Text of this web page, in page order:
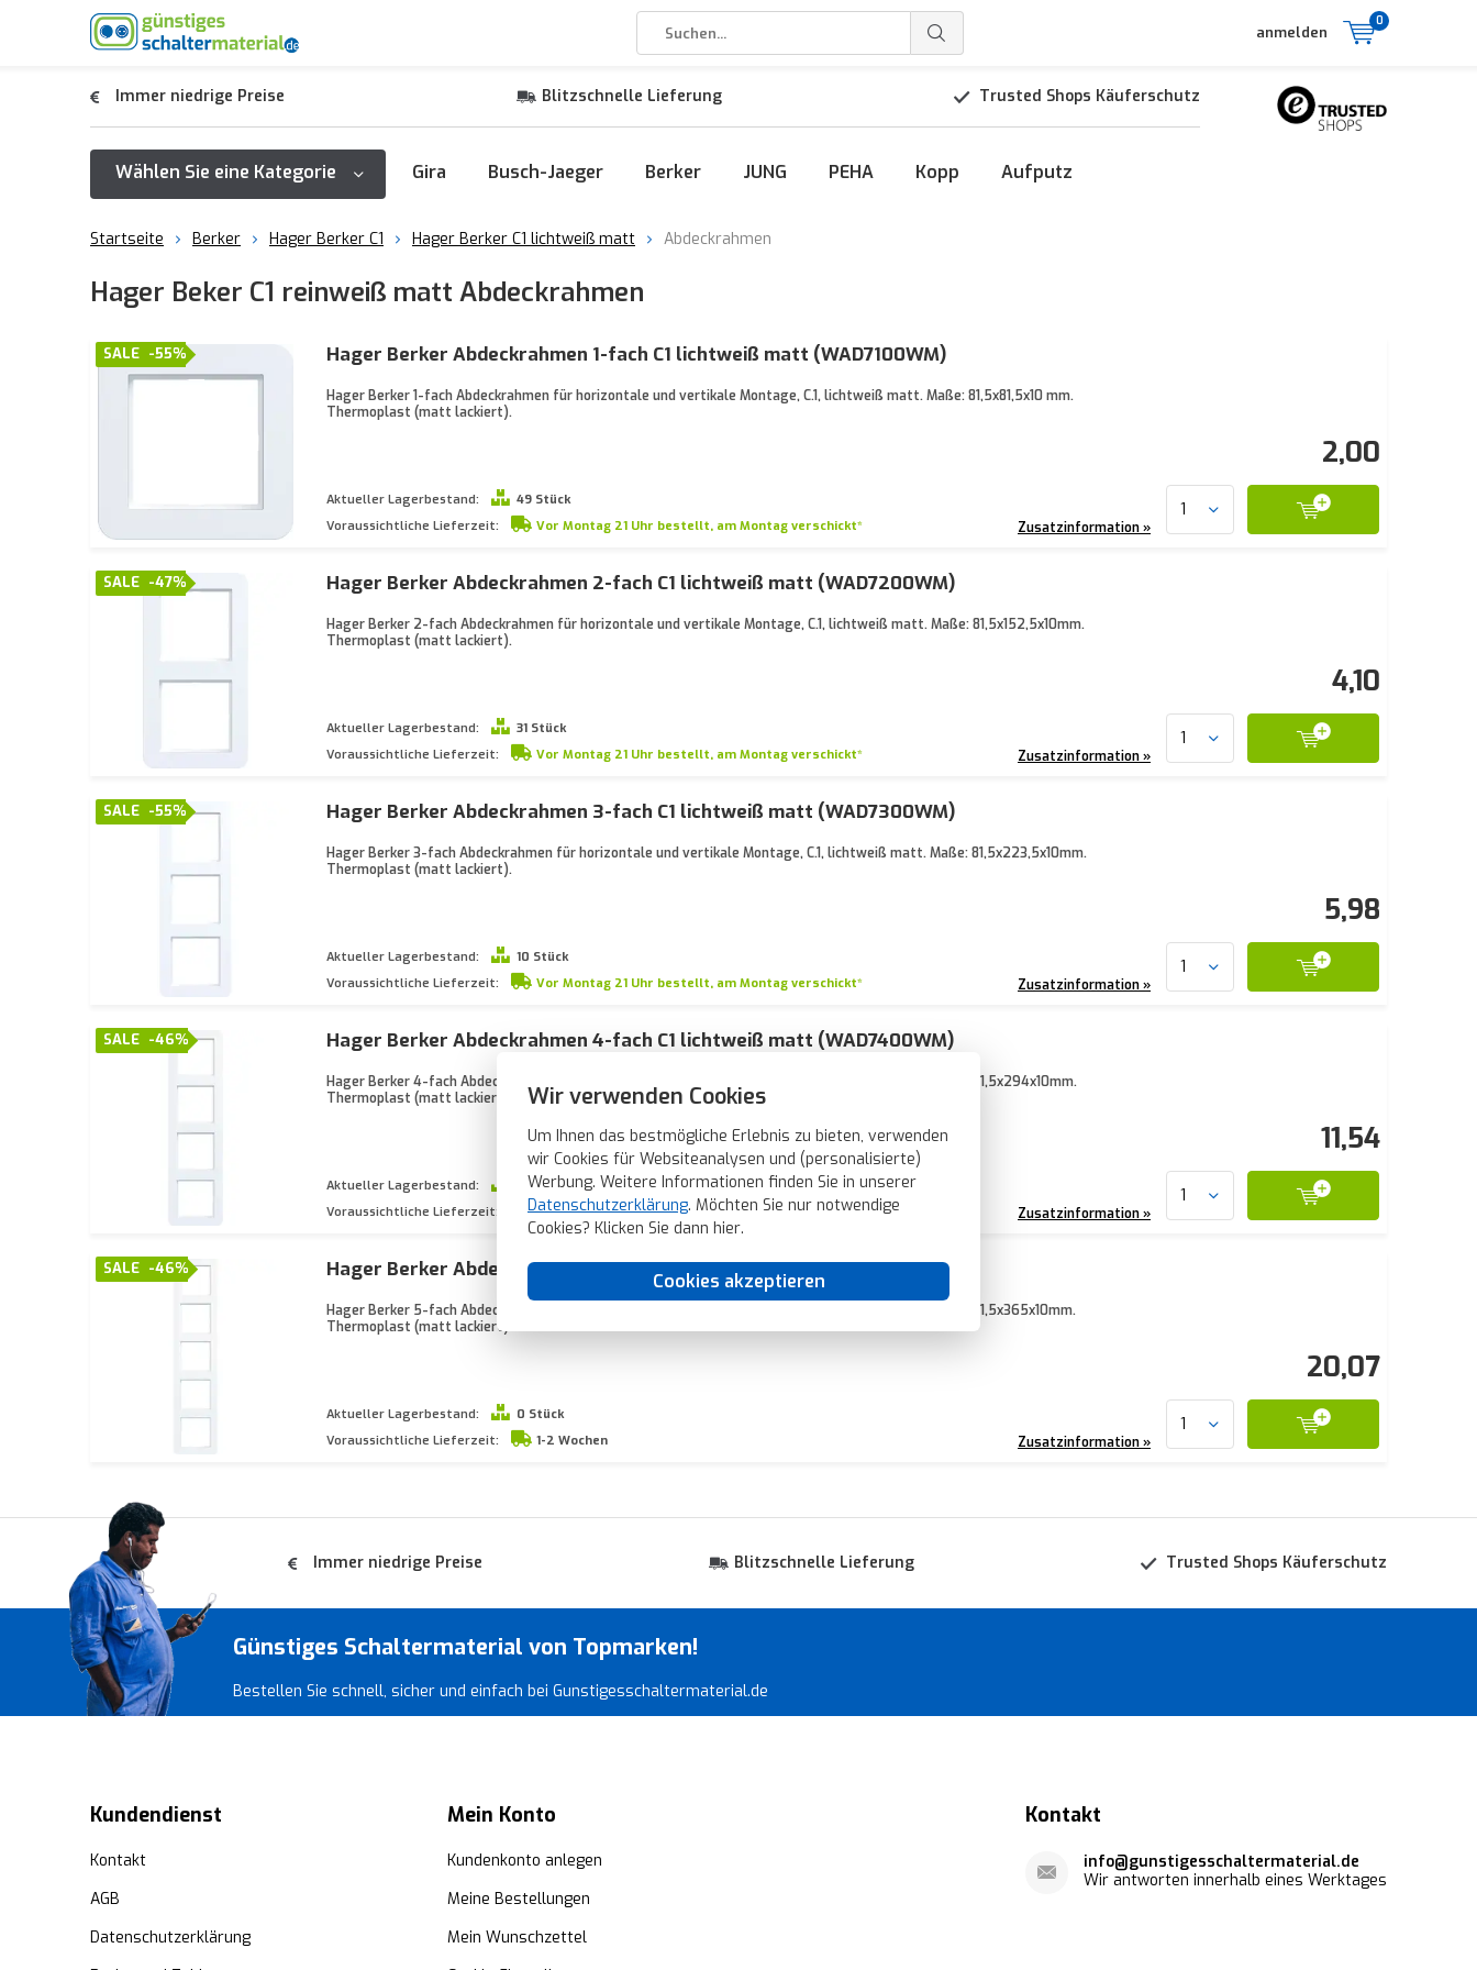
Wir verwenden Cookies
Um Ihnen das bestmögliche Erlebnis zu bieten, verwenden
wir Cookies für Websiteanalysen und (personalisierte)
Werbung. Weitere Informationen finden Sie in unserer
Datenschutzerklärung. Möchten Sie nur notwendige
Cookies? Klicken Sie dann hier.
Cookies akzeptieren
anmelden
0
Immer niedrige Preise Blitzschnelle Lieferung Trusted Shops Käuferschutz
Wählen Sie eine Kategorie Gira Busch-Jaeger Berker JUNG PEHA Kopp Aufputz
Startseite Berker Hager Berker C1 Hager Berker C1 lichtweiß matt Abdeckrahmen
Hager Beker C1 reinweiß matt Abdeckrahmen
-55%
SALE Hager Berker Abdeckrahmen 1-fach C1 lichtweiß matt (WAD7100WM)
Hager Berker 1-fach Abdeckrahmen für horizontale und vertikale Montage, C.1, lichtweiß matt. Maße: 81,5x81,5x10 mm.
Thermoplast (matt lackiert).
Aktueller Lagerbestand:
49 Stück
Voraussichtliche Lieferzeit:
Vor Montag 21 Uhr bestellt, am Montag verschickt*
2,00
Zusatzinformation »
-47%
SALE Hager Berker Abdeckrahmen 2-fach C1 lichtweiß matt (WAD7200WM)
Hager Berker 2-fach Abdeckrahmen für horizontale und vertikale Montage, C.1, lichtweiß matt. Maße: 81,5x152,5x10mm.
Thermoplast (matt lackiert).
Aktueller Lagerbestand:
31 Stück
Voraussichtliche Lieferzeit:
Vor Montag 21 Uhr bestellt, am Montag verschickt*
4,10
Zusatzinformation »
-55%
SALE Hager Berker Abdeckrahmen 3-fach C1 lichtweiß matt (WAD7300WM)
Hager Berker 3-fach Abdeckrahmen für horizontale und vertikale Montage, C.1, lichtweiß matt. Maße: 81,5x223,5x10mm.
Thermoplast (matt lackiert).
Aktueller Lagerbestand:
10 Stück
Voraussichtliche Lieferzeit:
Vor Montag 21 Uhr bestellt, am Montag verschickt*
5,98
Zusatzinformation »
-46%
SALE Hager Berker Abdeckrahmen 4-fach C1 lichtweiß matt (WAD7400WM)
Hager Berker 4-fach Abdeckrahmen für horizontale und vertikale Montage, C.1, lichtweiß matt. Maße: 81,5x294x10mm.
Thermoplast (matt lackiert).
Aktueller Lagerbestand:
0 Stück
Voraussichtliche Lieferzeit:
1-2 Wochen
11,54
Zusatzinformation »
-46%
SALE Hager Berker Abdeckrahmen 5-fach C1 lichtweiß matt (WAD7500WM)
Hager Berker 5-fach Abdeckrahmen für horizontale und vertikale Montage, C.1, lichtweiß matt. Maße: 81,5x365x10mm.
Thermoplast (matt lackiert).
Aktueller Lagerbestand:
0 Stück
Voraussichtliche Lieferzeit:
1-2 Wochen
20,07
Zusatzinformation »
Immer niedrige Preise Blitzschnelle Lieferung Trusted Shops Käuferschutz
Günstiges Schaltermaterial von Topmarken!
Bestellen Sie schnell, sicher und einfach bei Gunstigesschaltermaterial.de
Kundendienst
Kontakt
AGB
Datenschutzerklärung
Mein Konto
Kundenkonto anlegen
Meine Bestellungen
Mein Wunschzettel
Kontakt
info@gunstigesschaltermaterial.de
Wir antworten innerhalb eines Werktages